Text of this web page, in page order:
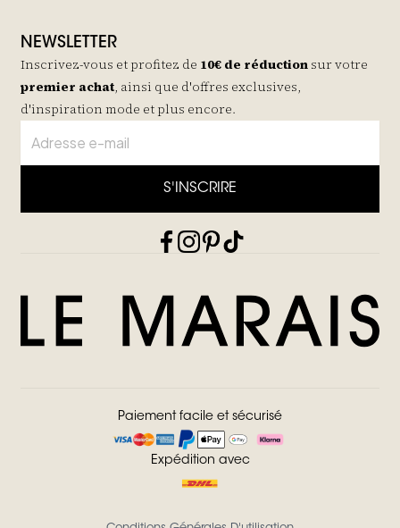
NEWSLETTER
Inscrivez-vous et profitez de 10€ de réduction sur votre
premier achat, ainsi que d'offres exclusives,
d'inspiration mode et plus encore.
S'INSCRIRE
Paiement facile et sécurisé
Expédition avec